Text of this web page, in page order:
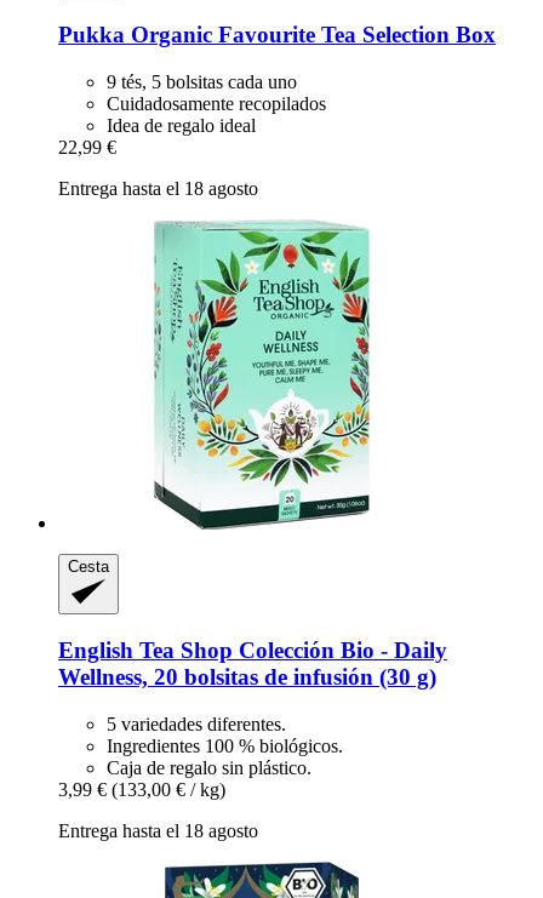
Pukka Organic Favourite Tea Selection Box
9 tés, 5 bolsitas cada uno
Cuidadosamente recopilados
Idea de regalo ideal
22,99 €
Entrega hasta el 18 agosto
Cesta
English Tea Shop Colección Bio -​ Daily
Wellness, 20 bolsitas de infusión (30 g)
5 variedades diferentes.
Ingredientes 100 % biológicos.
Caja de regalo sin plástico.
3,99 € (133,00 € / kg)
Entrega hasta el 18 agosto